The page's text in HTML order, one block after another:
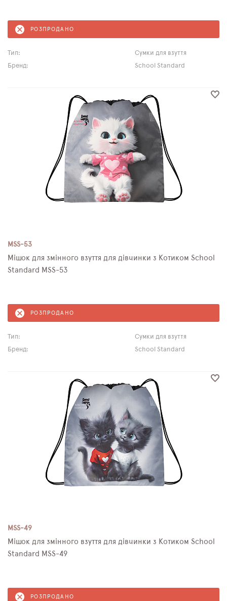
РОЗПРОДАНО
Тип:
Сумки для взуття
Бренд:
School Standard
MSS-53
Мішок для змінного взуття для дівчинки з Котиком School
Standard MSS-53
РОЗПРОДАНО
Тип:
Сумки для взуття
Бренд:
School Standard
MSS-49
Мішок для змінного взуття для дівчинки з Котиком School
Standard MSS-49
РОЗПРОДАНО